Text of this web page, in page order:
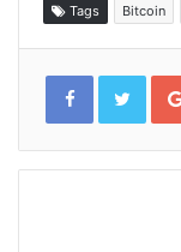
Tags Bitcoin